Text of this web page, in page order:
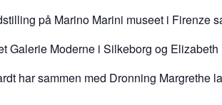
på Marino Marini museet i Firenze
Galerie Moderne i Silkeborg og
har sammen med Dronning